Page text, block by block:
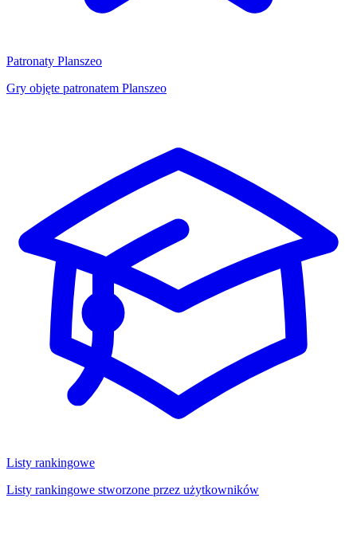
Patronaty Planszeo
Gry objęte patronatem Planszeo
Listy rankingowe
Listy rankingowe stworzone przez użytkowników